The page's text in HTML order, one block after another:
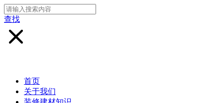
查找
首页
关于我们